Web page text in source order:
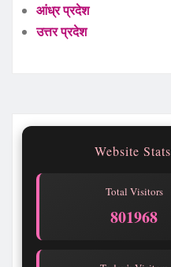
आंध्र प्रदेश
उत्तर प्रदेश
Website Stats
Total Visitors
801968